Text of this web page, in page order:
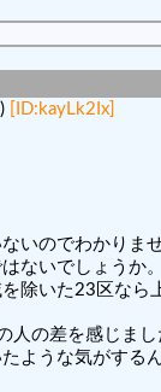
[ID:kayLk2Ix]
いのでわかりませ
ないでしょうか。
除いた23区なら
の差を感じまし
ような気がする